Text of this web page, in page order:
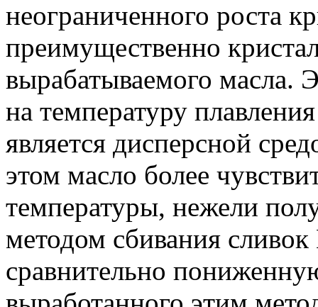
неограниченного роста
преимущественно
вырабатываемого масла.
на температуру
является дисперсной
этом масло более
температуры, нежели
методом сбивания
сравнительно